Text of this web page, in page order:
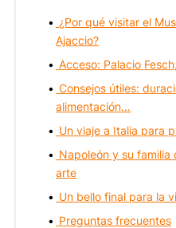
¿Por qué visitar el
Ajaccio?
Acceso: Palacio
Consejos útiles:
alimentación…
Un viaje a Italia para
Napoleón y su
arte
Un bello final para la
Preguntas frecuentes